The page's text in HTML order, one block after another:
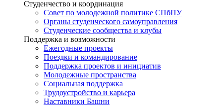
Студенчество и координация
Совет по молодежной политике СПбПУ
Органы студенческого самоуправления
Студенческие сообщества и клубы
Поддержка и возможности
Ежегодные проекты
Поездки и командирование
Поддержка проектов и инициатив
Молодежные пространства
Социальная поддержка
Трудоустройство и карьера
Наставники Башни